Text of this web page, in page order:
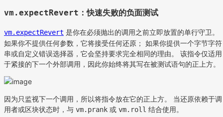
vm.expectRevert ：快速失败的负面测试
vm.expectRevert 是你在必须抛出的调用之前立即放置的单行守卫。
如果你不提供任何参数，它将接受任何还原； 如果你提供一个字节字符
串或自定义错误选择器，它会坚持要求完全相同的理由。 该指令仅适用
于紧接的下一个外部调用，因此你始终将其写在被测试语句的正上方。
因为只监视下一个调用，所以将指令放在它的正上方。 当还原依赖于调
用者或区块状态时，与 vm.prank 或 vm.roll 结合使用。